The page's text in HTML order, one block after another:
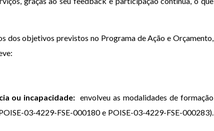
dos objetivos previstos no Programa de Ação e Orçamento,
ou incapacidade:envolveu as modalidades de formação
03-4229-FSE-000180 e POISE-03-4229-FSE-000283).